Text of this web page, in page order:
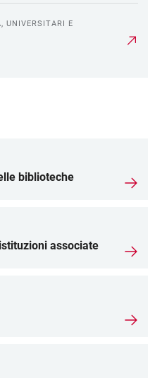
UNIVERSITARI E
biblioteche
associate